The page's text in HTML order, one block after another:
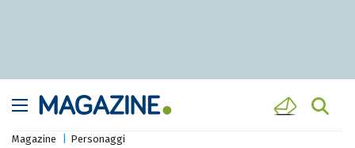
Magazine Personaggi